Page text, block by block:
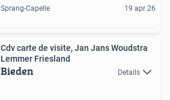
Sprang-Capelle 19 apr 26
Cdv carte de visite, Jan Jans Woudstra
Lemmer Friesland
Bieden Details